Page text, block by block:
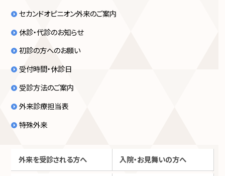
セカンドオピニオン外来のご案内
休診・代診のお知らせ
初診の方へのお願い
受付時間・休診日
受診方法のご案内
外来診療担当表
特殊外来
外来を受診される方へ 入院・お見舞いの方へ